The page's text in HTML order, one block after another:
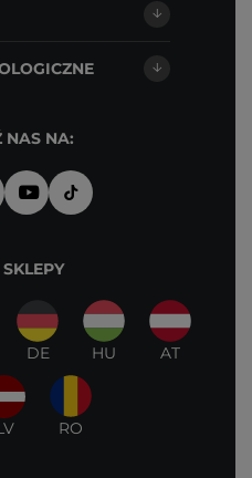
NAS NA:
DE HU AT
RO